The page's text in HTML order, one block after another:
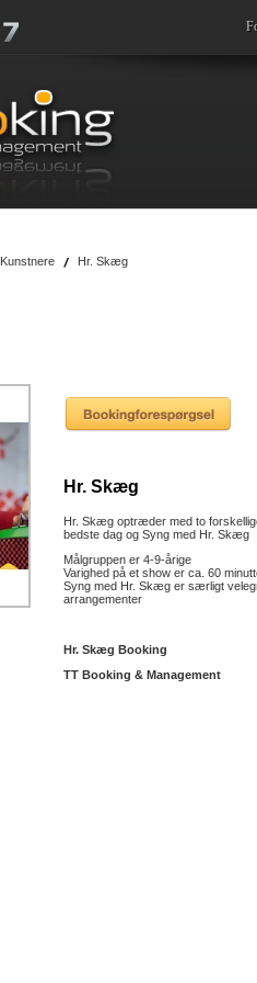
Kunstnere Hr. Skæg
Hr. Skæg
Hr. Skæg optræder med to
bedste dag og Syng med Hr. Skæg
Målgruppen er 4-9-årige
Varighed på et show er ca. 60
Syng med Hr. Skæg er særligt
arrangementer
Hr. Skæg Booking
TT Booking & Management